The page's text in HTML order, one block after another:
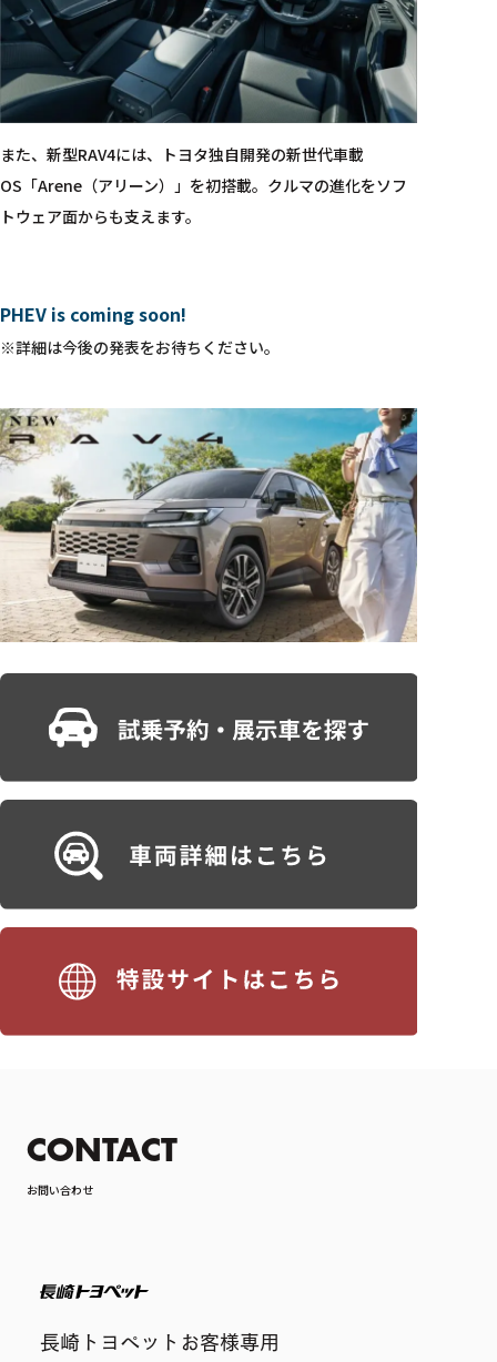
また、新型RAV4には、トヨタ独自開発の新世代車載
OS「Arene（アリーン）」を初搭載。クルマの進化をソフ
トウェア面からも支えます。
PHEV is coming soon!
※詳細は今後の発表をお待ちください。
CONTACT
お問い合わせ
長崎トヨペットお客様専用